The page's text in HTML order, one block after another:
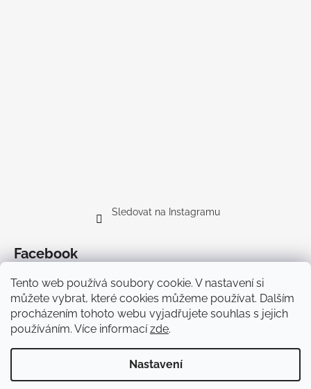
Tento web používá soubory cookie. V nastavení si
můžete vybrat, které cookies můžeme používat. Dalším
procházením tohoto webu vyjadřujete souhlas s jejich
používáním. Více informacízde.
Nastavení
Sledovat na Instagramu
Facebook
Doprava